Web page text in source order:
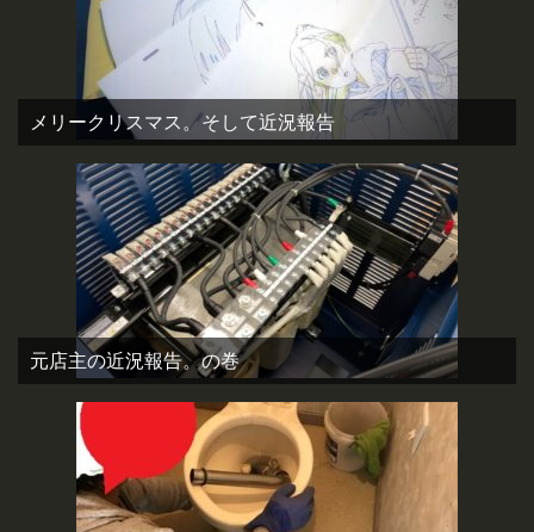
メリークリスマス。そして近況報告
元店主の近況報告。の巻